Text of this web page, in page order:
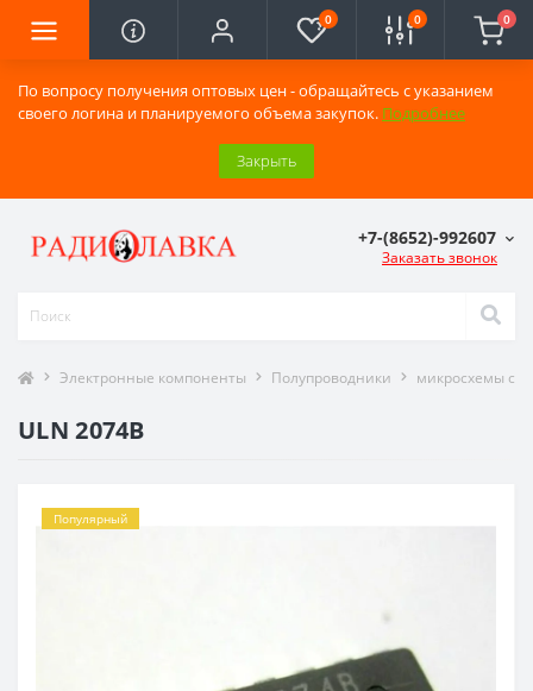
По вопросу получения оптовых цен - обращайтесь с указанием
своего логина и планируемого объема закупок. Подробнее
Закрыть
0 0 0
+7-(8652)-992607
Заказать звонок
Электронные компоненты Полупроводники микросхемы
ULN 2074B
Популярный